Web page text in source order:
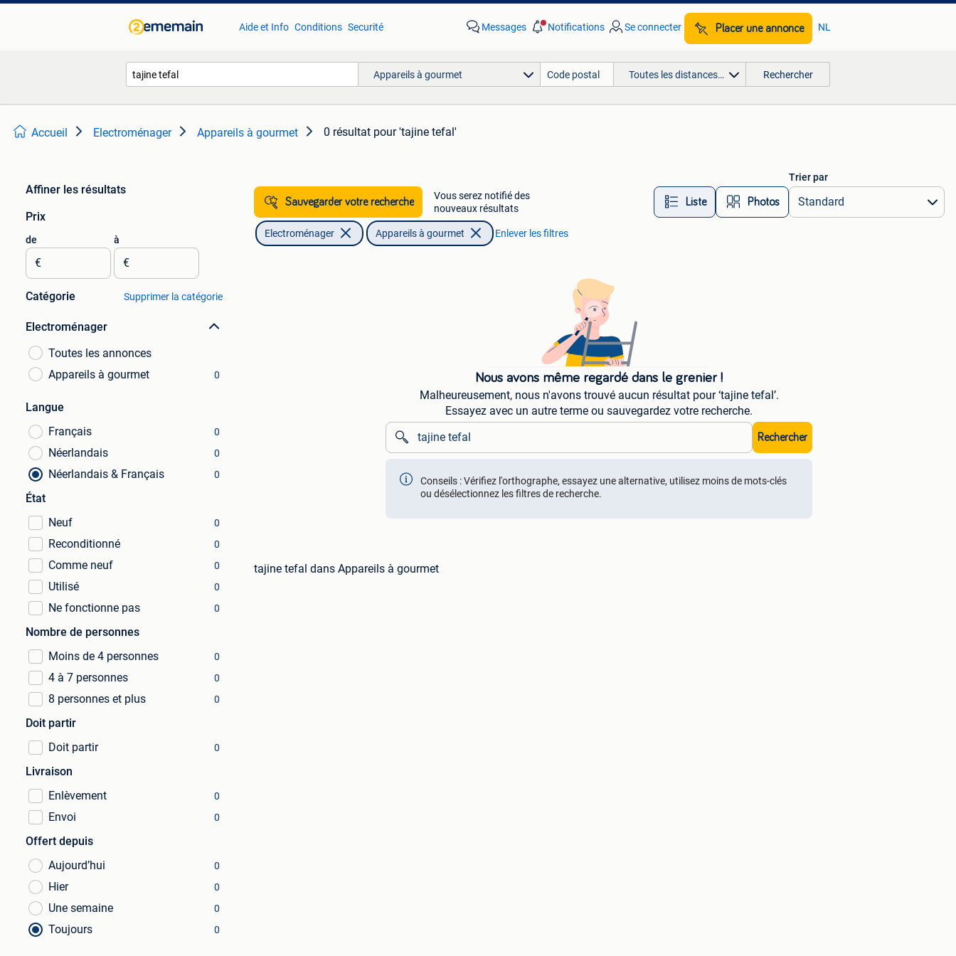
Aide et Info Conditions Securité Messages Notifications Se connecter Placer une annonce NL
Appareils à gourmet Toutes les distances… Rechercher
Accueil Electroménager Appareils à gourmet 0 résultat pour 'tajine tefal'
Affiner les résultats
Prix
de
€
à
€
Catégorie Supprimer la catégorie
Electroménager
Toutes les annonces
Appareils à gourmet
0
Langue
Français
0
Néerlandais 0
Néerlandais & Français 0
État
Neuf
0
Reconditionné 0
Comme neuf 0
Utilisé 0
Ne fonctionne pas 0
Nombre de personnes
Moins de 4 personnes
0
4 à 7 personnes 0
8 personnes et plus 0
Doit partir
Doit partir
0
Livraison
Enlèvement
0
Envoi 0
Offert depuis
Aujourd’hui
0
Hier 0
Une semaine 0
Toujours 0
Sauvegarder votre recherche
Vous serez notifié des
nouveaux résultats
Liste Photos
Trier par
Electroménager Appareils à gourmet Enlever les filtres
Nous avons même regardé dans le grenier !
Malheureusement, nous n'avons trouvé aucun résultat pour ‘tajine tefal’.
Essayez avec un autre terme ou sauvegardez votre recherche.
Rechercher
Conseils : Vérifiez l'orthographe, essayez une alternative, utilisez moins de mots-clés
ou désélectionnez les filtres de recherche.
tajine tefal dans Appareils à gourmet